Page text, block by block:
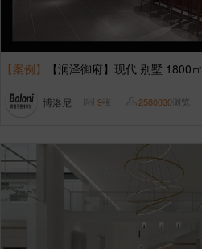
【案例】 【润泽御府】现代 别墅 1800㎡
博洛尼 9张 2580030浏览